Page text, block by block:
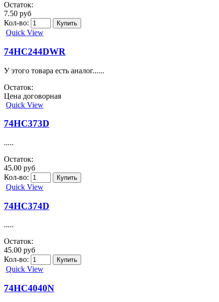
Остаток:
7.50 руб
Кол-во:
Quick View
74HC244DWR
У этого товара есть аналог......
Остаток:
Цена договорная
Quick View
74HC373D
.....
Остаток:
45.00 руб
Кол-во:
Quick View
74HC374D
.....
Остаток:
45.00 руб
Кол-во:
Quick View
74HC4040N